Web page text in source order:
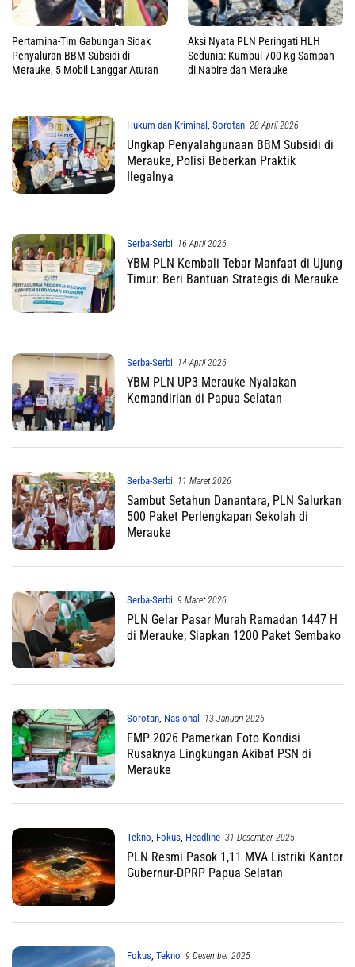
Pertamina-Tim Gabungan Sidak
Penyaluran BBM Subsidi di
Merauke, 5 Mobil Langgar Aturan
Aksi Nyata PLN Peringati HLH
Sedunia: Kumpul 700 Kg Sampah
di Nabire dan Merauke
Hukum dan Kriminal Sorotan 28 April 2026
Ungkap Penyalahgunaan BBM Subsidi di
Merauke, Polisi Beberkan Praktik
Ilegalnya
Serba-Serbi 16 April 2026
YBM PLN Kembali Tebar Manfaat di Ujung
Timur: Beri Bantuan Strategis di Merauke
Serba-Serbi 14 April 2026
YBM PLN UP3 Merauke Nyalakan
Kemandirian di Papua Selatan
Serba-Serbi 11 Maret 2026
Sambut Setahun Danantara, PLN Salurkan
500 Paket Perlengkapan Sekolah di
Merauke
Serba-Serbi 9 Maret 2026
PLN Gelar Pasar Murah Ramadan 1447 H
di Merauke, Siapkan 1200 Paket Sembako
Sorotan, Nasional 13 Januari 2026
‎FMP 2026 Pamerkan Foto Kondisi
Rusaknya Lingkungan Akibat PSN di
Merauke
Tekno Fokus, Headline 31 Desember 2025
PLN Resmi Pasok 1,11 MVA Listriki Kantor
Gubernur-DPRP Papua Selatan
Fokus, Tekno 9 Desember 2025